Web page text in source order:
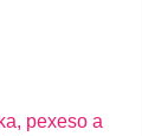
pexeso a